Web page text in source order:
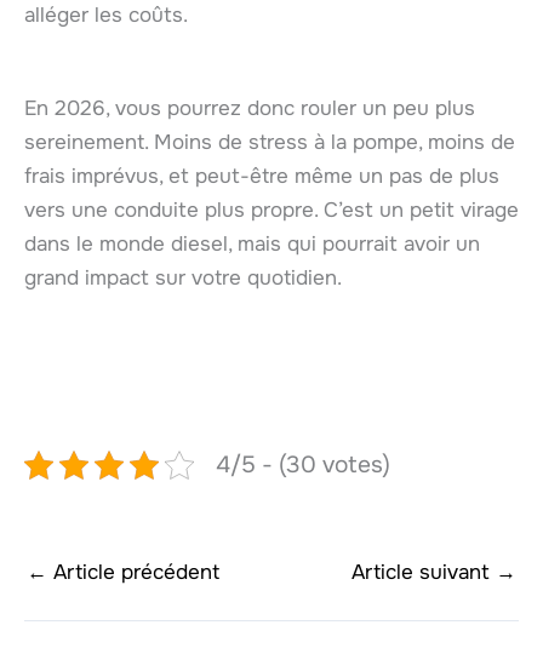
alléger les coûts.
En 2026, vous pourrez donc rouler un peu plus
sereinement. Moins de stress à la pompe, moins de
frais imprévus, et peut-être même un pas de plus
vers une conduite plus propre. C’est un petit virage
dans le monde diesel, mais qui pourrait avoir un
grand impact sur votre quotidien.
4/5 - (30 votes)
← Article précédent Article suivant →